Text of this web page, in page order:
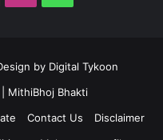
by Digital Tykoon
MithiBhoj Bhakti
Contact Us
Disclaimer